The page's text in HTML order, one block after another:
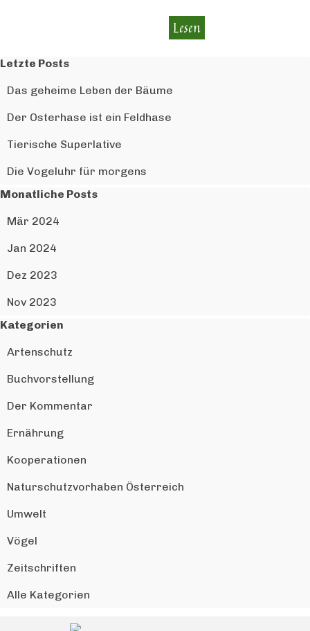
Lesen
Block überspringen Letzte Posts
Letzte Posts
Das geheime Leben der Bäume
Der Osterhase ist ein Feldhase
Tierische Superlative
Die Vogeluhr für morgens
Block überspringen Monatliche Posts
Monatliche Posts
Mär 2024
Jan 2024
Dez 2023
Nov 2023
Block überspringen Kategorien
Kategorien
Artenschutz
Buchvorstellung
Der Kommentar
Ernährung
Kooperationen
Naturschutzvorhaben Österreich
Umwelt
Vögel
Zeitschriften
Alle Kategorien